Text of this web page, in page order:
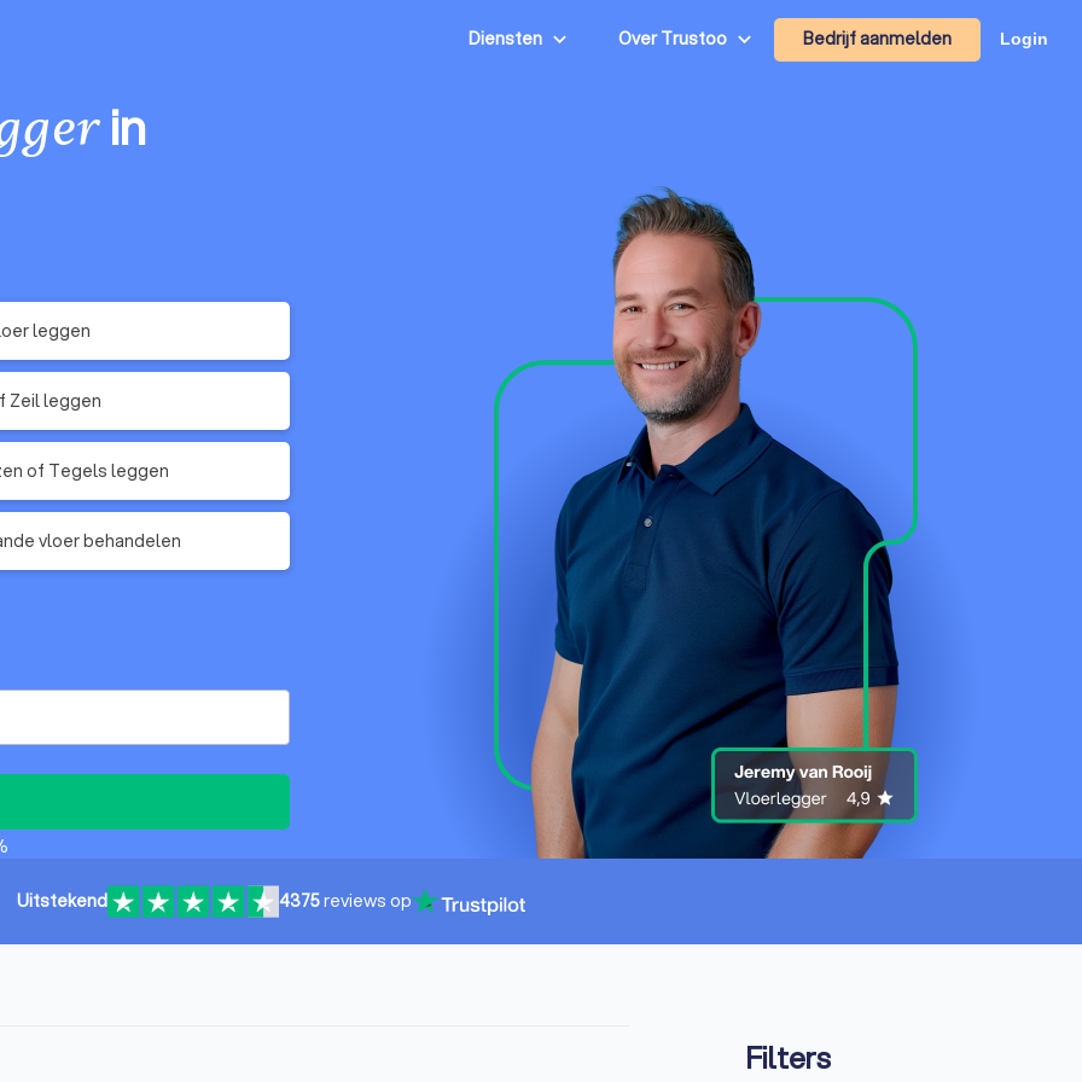
Diensten Over Trustoo Bedrijf aanmelden Login
in
leggen
Zeil leggen
of Tegels leggen
vloer behandelen
Uitstekend 4375reviews op
Filters